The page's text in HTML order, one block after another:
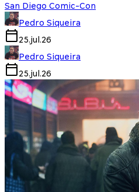
San Diego Comic-Con
Pedro Siqueira
25.jul.26
Pedro Siqueira
25.jul.26